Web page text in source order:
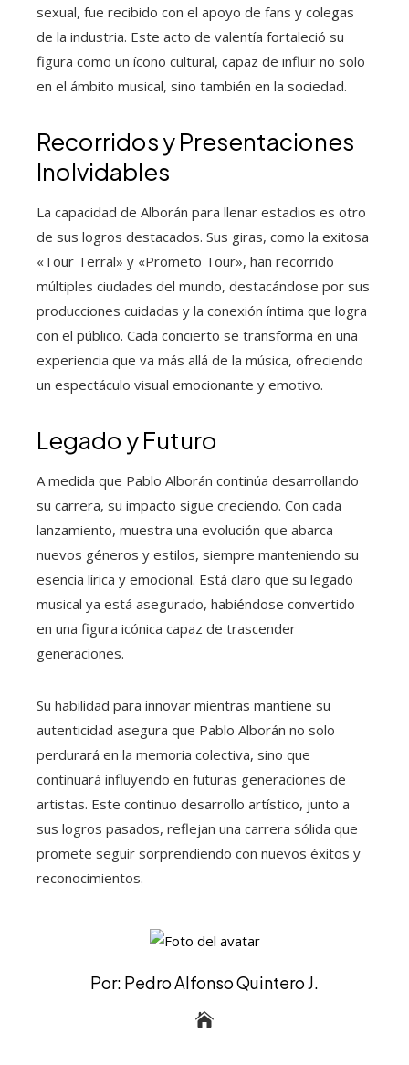
sexual, fue recibido con el apoyo de fans y colegas
de la industria. Este acto de valentía fortaleció su
figura como un ícono cultural, capaz de influir no solo
en el ámbito musical, sino también en la sociedad.
Recorridos y Presentaciones
Inolvidables
La capacidad de Alborán para llenar estadios es otro
de sus logros destacados. Sus giras, como la exitosa
«Tour Terral» y «Prometo Tour», han recorrido
múltiples ciudades del mundo, destacándose por sus
producciones cuidadas y la conexión íntima que logra
con el público. Cada concierto se transforma en una
experiencia que va más allá de la música, ofreciendo
un espectáculo visual emocionante y emotivo.
Legado y Futuro
A medida que Pablo Alborán continúa desarrollando
su carrera, su impacto sigue creciendo. Con cada
lanzamiento, muestra una evolución que abarca
nuevos géneros y estilos, siempre manteniendo su
esencia lírica y emocional. Está claro que su legado
musical ya está asegurado, habiéndose convertido
en una figura icónica capaz de trascender
generaciones.
Su habilidad para innovar mientras mantiene su
autenticidad asegura que Pablo Alborán no solo
perdurará en la memoria colectiva, sino que
continuará influyendo en futuras generaciones de
artistas. Este continuo desarrollo artístico, junto a
sus logros pasados, reflejan una carrera sólida que
promete seguir sorprendiendo con nuevos éxitos y
reconocimientos.
Por: Pedro Alfonso Quintero J.